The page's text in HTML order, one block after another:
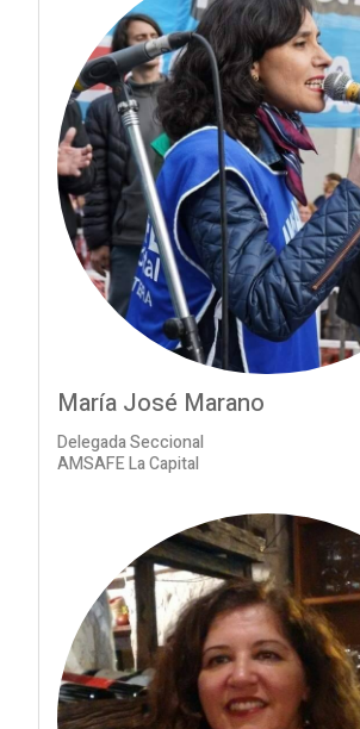
María José Marano
Delegada Seccional
AMSAFE La Capital